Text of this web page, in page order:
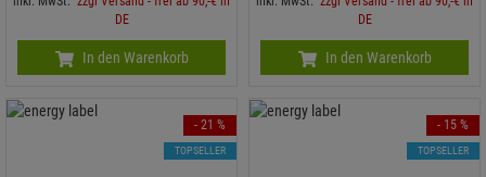
DE
In den Warenkorb
DE
In den Warenkorb
- 21 %
TOPSELLER
- 15 %
TOPSELLER